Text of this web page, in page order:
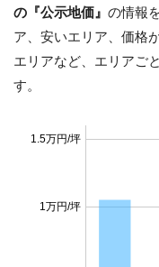
の『公示地価』 の情報
ア、安いエリア、価格
エリアなど、エリアご
す。
1万円/坪
1.5万円/坪